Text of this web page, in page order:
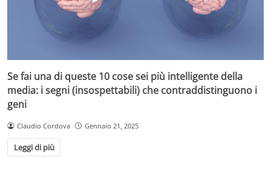
Se fai una di queste 10 cose sei più intelligente della
media: i segni (insospettabili) che contraddistinguono i
geni
Claudio Cordova Gennaio 21, 2025
Leggi di più